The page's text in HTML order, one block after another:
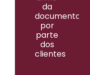
da
documentação
por
parte
dos
clientes